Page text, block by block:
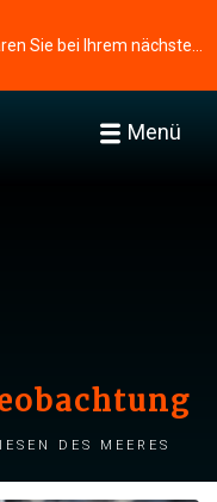
Menü
des Meeres